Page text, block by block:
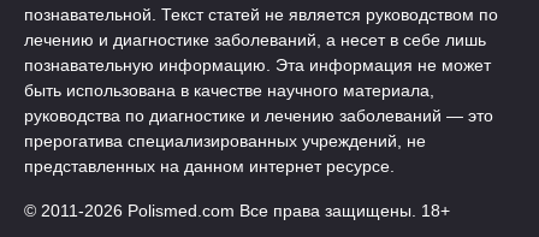
познавательной. Текст статей не является руководством по
лечению и диагностике заболеваний, а несет в себе лишь
познавательную информацию. Эта информация не может
быть использована в качестве научного материала,
руководства по диагностике и лечению заболеваний — это
прерогатива специализированных учреждений, не
представленных на данном интернет ресурсе.
© 2011-2026 Polismed.com Все права защищены. 18+